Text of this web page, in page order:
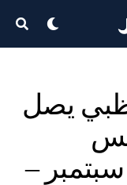
يصل
الوزراء مودي في 9 سبتمبر –